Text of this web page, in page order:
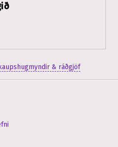
& ráðgjöf